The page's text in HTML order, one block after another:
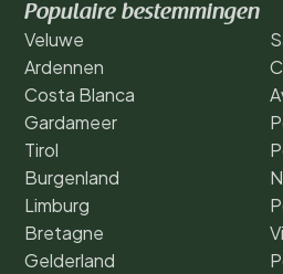
Populaire bestemmingen
Veluwe
Ardennen
Costa Blanca
Gardameer
Tirol
Burgenland
Limburg
Bretagne
Gelderland